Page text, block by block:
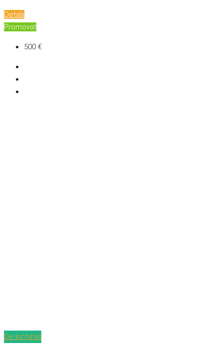
Detalii
Promovat
500 €
De închiriat